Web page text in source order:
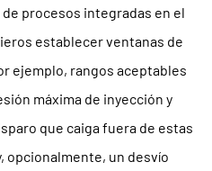
procesos integradas en el
establecer ventanas de
ejemplo, rangos aceptables
máxima de inyección y
que caiga fuera de estas
opcionalmente, un desvío